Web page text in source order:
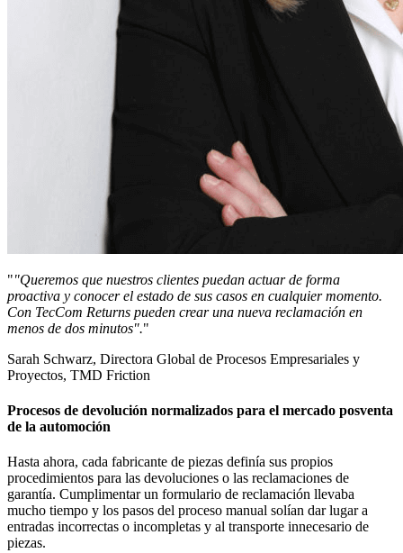
""Queremos que nuestros clientes puedan actuar de forma
proactiva y conocer el estado de sus casos en cualquier momento.
Con TecCom Returns pueden crear una nueva reclamación en
menos de dos minutos"."
Sarah Schwarz, Directora Global de Procesos Empresariales y
Proyectos, TMD Friction
Procesos de devolución normalizados para el mercado posventa
de la automoción
Hasta ahora, cada fabricante de piezas definía sus propios
procedimientos para las devoluciones o las reclamaciones de
garantía. Cumplimentar un formulario de reclamación llevaba
mucho tiempo y los pasos del proceso manual solían dar lugar a
entradas incorrectas o incompletas y al transporte innecesario de
piezas.